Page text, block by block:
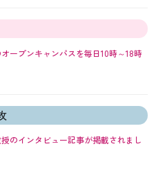
ープンキャンパスを毎日10時～18時
のインタビュー記事が掲載されまし